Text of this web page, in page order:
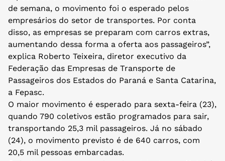
de semana, o movimento foi o esperado pelos
empresários do setor de transportes. Por conta
disso, as empresas se preparam com carros extras,
aumentando dessa forma a oferta ​aos passageiros”,
explica Roberto Teixeira, diretor executivo da
Federação das Empresas de Transporte de
Passageiros dos Estados do Paraná e Santa Catarina,
a Fepasc.
O maior movimento é esperado para sexta-feira (23),
quando 790 coletivos estão programados para sair,
transportando 25,3 mil passageiros. Já no sábado
(24), o movimento previsto é de 640 carros, com
20,5 mil pessoas embarcadas.